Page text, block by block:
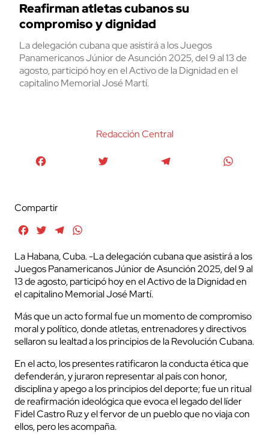
Reafirman atletas cubanos su
compromiso y dignidad
La delegación cubana que asistirá a los Juegos
Panamericanos Júnior de Asunción 2025, del 9 al 13 de
agosto, participó hoy en el Activo de la Dignidad en el
capitalino Memorial José Martí.
Redacción Central
Compartir
FacebookTwitterTelegram
La Habana, Cuba. -La delegación cubana que asistirá a los
Juegos Panamericanos Júnior de Asunción 2025, del 9 al
13 de agosto, participó hoy en el Activo de la Dignidad en
el capitalino Memorial José Martí.
Más que un acto formal fue un momento de compromiso
moral y político, donde atletas, entrenadores y directivos
sellaron su lealtad a los principios de la Revolución Cubana.
En el acto, los presentes ratificaron la conducta ética que
defenderán, y juraron representar al país con honor,
disciplina y apego a los principios del deporte; fue un ritual
de reafirmación ideológica que evoca el legado del líder
Fidel Castro Ruz y el fervor de un pueblo que no viaja con
ellos, pero les acompaña.